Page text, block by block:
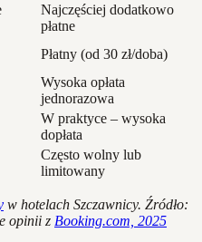
Najczęściej dodatkowo
płatne
Płatny (od 30 zł/doba)
Wysoka opłata
jednorazowa
W praktyce – wysoka
dopłata
Często wolny lub
limitowany
w hotelach Szczawnicy. Źródło:
opinii z Booking.com, 2025